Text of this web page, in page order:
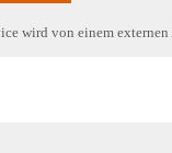
wird von einem